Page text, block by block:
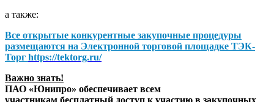
а также:
Все открытые конкурентные закупочные процедуры
размещаются на Электронной торговой площадке ТЭК-
Торг https://tektorg.ru/
Важно знать!
ПАО «Юнипро» обеспечивает всем
участникам бесплатный доступ к участию в закупочных